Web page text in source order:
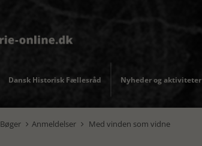
Dansk Historisk Fællesråd Nyheder og aktiviteter
Bøger  Anmeldelser  Med vinden som vidne